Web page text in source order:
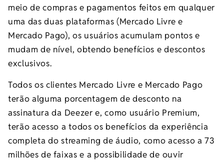
meio de compras e pagamentos feitos em qualquer
uma das duas plataformas (Mercado Livre e
Mercado Pago), os usuários acumulam pontos e
mudam de nível, obtendo benefícios e descontos
exclusivos.
Todos os clientes Mercado Livre e Mercado Pago
terão alguma porcentagem de desconto na
assinatura da Deezer e, como usuário Premium,
terão acesso a todos os benefícios da experiência
completa do streaming de áudio, como acesso a 73
milhões de faixas e a possibilidade de ouvir